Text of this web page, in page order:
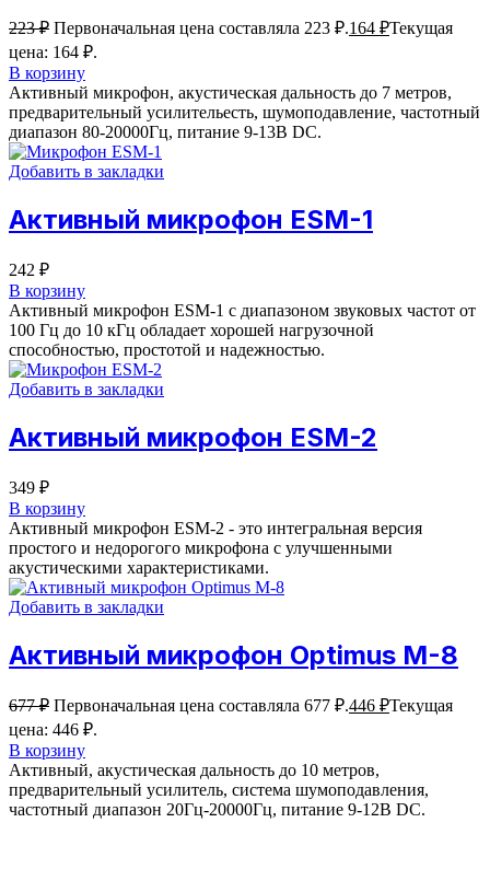
223₽ Первоначальная цена составляла 223 ₽.164 ₽Текущая
цена: 164 ₽.
В корзину
Активный микрофон, акустическая дальность до 7 метров,
предварительный усилительесть, шумоподавление, частотный
диапазон 80-20000Гц, питание 9-13В DC.
Добавить в закладки
Активный микрофон ESM-1
242 ₽
В корзину
Активный микрофон ESM-1 с диапазоном звуковых частот от
100 Гц до 10 кГц обладает хорошей нагрузочной
способностью, простотой и надежностью.
Добавить в закладки
Активный микрофон ESM-2
349 ₽
В корзину
Активный микрофон ESM-2 - это интегральная версия
простого и недорогого микрофона с улучшенными
акустическими характеристиками.
Добавить в закладки
Активный микрофон Optimus M-8
677₽ Первоначальная цена составляла 677 ₽.446 ₽Текущая
цена: 446 ₽.
В корзину
Активный, акустическая дальность до 10 метров,
предварительный усилитель, система шумоподавления,
частотный диапазон 20Гц-20000Гц, питание 9-12В DC.